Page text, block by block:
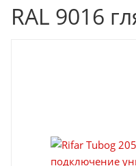
RAL 9016